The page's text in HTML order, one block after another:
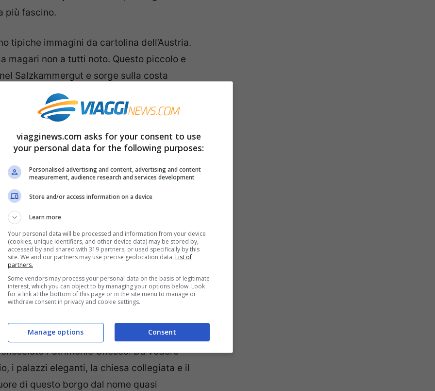
più fascino.
tipiche immagini da cartolina dell’Austria.
magari non a tutti noto. Questo piccolo e
Salzkammergut e sorge sulla costa
prende il nome. Il suo profilo caratteristico
luterana e dalle tipiche case di montagna
specchiano sul lago e si arrampicano
per visitare questo luogo ma con i colori
da fiaba.
. Questo pittoresco villaggio sorge tra le
regione dell’Oberland. Anche qui
e il campanile a punta della chiesa
vallata, chiusa da un’alta parete
di Staubbach, alta tra i 240 e 270 metri,
con i colori dell’autunno diventa ancora
centro storico in stile medievale e
Patrimonio Unesco. Da vedere
i palazzi eleganti, la chiesa collegiata e il
di questo borgo dal nome quasi
viagginews.com asks for your consent to use
your personal data for the following purposes:
Personalised advertising and content, advertising and content
measurement, audience research and services development
Store and/or access information on a device
Learn more
Your personal data will be processed and information from your device
(cookies, unique identifiers, and other device data) may be stored by,
accessed by and shared with 319 partners, or used specifically by this
site. We and our partners may use precise geolocation data. List of
partners.
Some vendors may process your personal data on the basis of legitimate
interest, which you can object to by managing your options below. Look
for a link at the bottom of this page or in the site menu to manage or
withdraw consent in privacy and cookie settings.
Consent
Manage options